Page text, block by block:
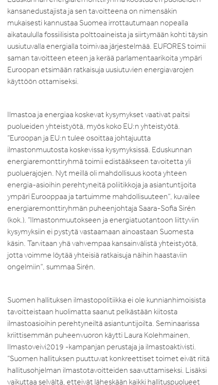
kansanedustajista ja sen tavoitteena on nimensäkin
mukaisesti kannustaa Suomea irrottautumaan nopealla
aikataululla fossiilisista polttoaineista ja siirtymään kohti täysin
uusiutuvalla energialla toimivaa järjestelmää. EUFORES toimii
saman tavoitteen eteen ja kerää parlamentaarikoita ympäri
Euroopan etsimään ratkaisuja uusiutuvien energiavarojen
käyttöön ottamiseksi.
Ilmastoa ja energiaa koskevat kysymykset vaativat paitsi
puolueiden yhteistyötä, myös koko EU:n yhteistyötä.
”Euroopan ja EU:n tulee osoittaa johtajuutta
ilmastonmuutosta koskevissa kysymyksissä. Eduskunnan
energiaremonttiryhmä toimii edistääkseen tavoitetta yli
puoluerajojen. Nyt meillä oli mahdollisuus koota yhteen
energia-asioihin perehtyneitä poliitikkoja ja asiantuntijoita
ympäri Eurooppaa ja tartuimme mahdollisuuteen”, kuvailee
energiaremonttiryhmän puheenjohtaja Saara-Sofia Sirén
(kok.). ”Ilmastonmuutokseen ja energiatuotantoon liittyviin
kysymyksiin ei pystytä vastaamaan ainoastaan Suomesta
käsin. Tarvitaan yhä vahvempaa kansainvälistä yhteistyötä,
jotta voimme löytää yhteisiä ratkaisuja näihin haastaviin
ongelmiin”, summaa Sirén.
Suomen hallituksen ilmastopolitiikka ei ole kunnianhimoisista
tavoitteistaan huolimatta saanut pelkästään kiitosta
ilmastoasioihin perehtyneiltä asiantuntijoilta. Seminaarissa
kriittisemmän puheenvuoron käytti Laura Kolehmainen,
Ilmastoveivi2019 -kampanjan perustaja ja ilmastoaktivisti.
”Suomen hallituksen puuttuvat konkreettiset toimet eivät riitä
hallitusohjelman ilmastotavoitteiden saavuttamiseksi. Lisäksi
vaikuttaa selvältä, etteivät läheskään kaikki hallituspuolueet